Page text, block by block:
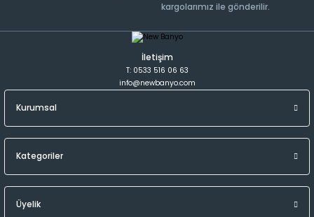
kargolarımız ile gönderilir.
İletişim
T: 0533 516 06 63
info@newbanyo.com
Kurumsal
Kategoriler
Üyelik